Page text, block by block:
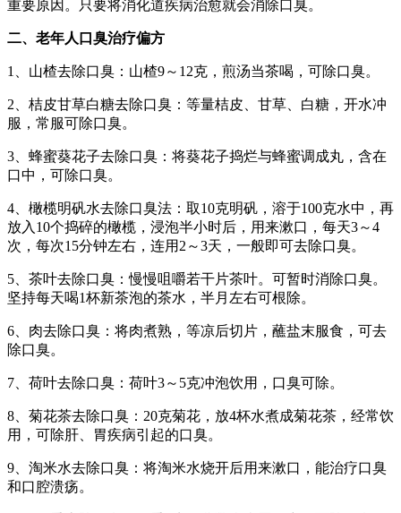
重要原因。只要将消化道疾病治愈就会消除口臭。
二、老年人口臭治疗偏方
1、山楂去除口臭：山楂9～12克，煎汤当茶喝，可除口臭。
2、桔皮甘草白糖去除口臭：等量桔皮、甘草、白糖，开水冲
服，常服可除口臭。
3、蜂蜜葵花子去除口臭：将葵花子捣烂与蜂蜜调成丸，含在
口中，可除口臭。
4、橄榄明矾水去除口臭法：取10克明矾，溶于100克水中，再
放入10个捣碎的橄榄，浸泡半小时后，用来漱口，每天3～4
次，每次15分钟左右，连用2～3天，一般即可去除口臭。
5、茶叶去除口臭：慢慢咀嚼若干片茶叶。可暂时消除口臭。
坚持每天喝1杯新茶泡的茶水，半月左右可根除。
6、肉去除口臭：将肉煮熟，等凉后切片，蘸盐末服食，可去
除口臭。
7、荷叶去除口臭：荷叶3～5克冲泡饮用，口臭可除。
8、菊花茶去除口臭：20克菊花，放4杯水煮成菊花茶，经常饮
用，可除肝、胃疾病引起的口臭。
9、淘米水去除口臭：将淘米水烧开后用来漱口，能治疗口臭
和口腔溃疡。